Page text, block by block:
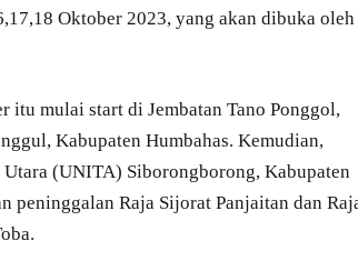
Oktober 2023, yang akan dibuka oleh
itu mulai start di Jembatan Tano Ponggol,
Kabupaten Humbahas. Kemudian,
(UNITA) Siborongborong, Kabupaten
peninggalan Raja Sijorat Panjaitan dan